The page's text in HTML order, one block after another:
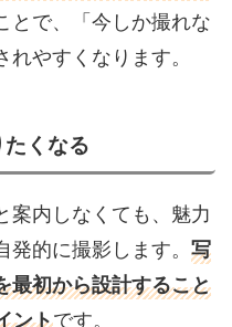
とで、「今しか撮れな
やすくなります。
くなる
案内しなくても、魅力
的に撮影します。 写
最初から設計すること
ントです。